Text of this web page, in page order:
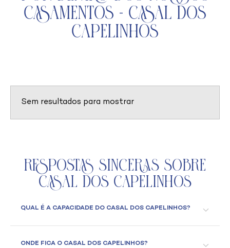
Casamentos - Casal dos
Capelinhos
Sem resultados para mostrar
Respostas Sinceras Sobre
Casal dos Capelinhos
QUAL É A CAPACIDADE DO CASAL DOS CAPELINHOS?
ONDE FICA O CASAL DOS CAPELINHOS?